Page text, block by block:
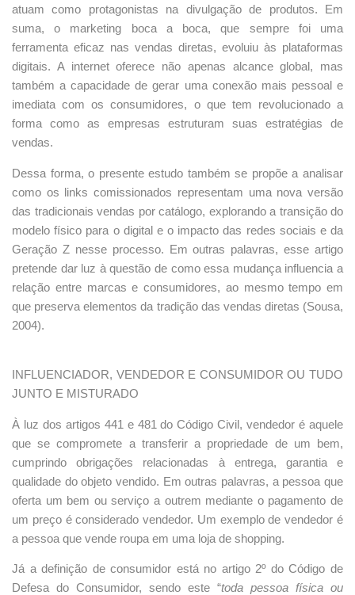
atuam como protagonistas na divulgação de produtos. Em
suma, o marketing boca a boca, que sempre foi uma
ferramenta eficaz nas vendas diretas, evoluiu às plataformas
digitais. A internet oferece não apenas alcance global, mas
também a capacidade de gerar uma conexão mais pessoal e
imediata com os consumidores, o que tem revolucionado a
forma como as empresas estruturam suas estratégias de
vendas.
Dessa forma, o presente estudo também se propõe a analisar
como os links comissionados representam uma nova versão
das tradicionais vendas por catálogo, explorando a transição do
modelo físico para o digital e o impacto das redes sociais e da
Geração Z nesse processo. Em outras palavras, esse artigo
pretende dar luz à questão de como essa mudança influencia a
relação entre marcas e consumidores, ao mesmo tempo em
que preserva elementos da tradição das vendas diretas (Sousa,
2004).
INFLUENCIADOR, VENDEDOR E CONSUMIDOR OU TUDO
JUNTO E MISTURADO
À luz dos artigos 441 e 481 do Código Civil, vendedor é aquele
que se compromete a transferir a propriedade de um bem,
cumprindo obrigações relacionadas à entrega, garantia e
qualidade do objeto vendido. Em outras palavras, a pessoa que
oferta um bem ou serviço a outrem mediante o pagamento de
um preço é considerado vendedor. Um exemplo de vendedor é
a pessoa que vende roupa em uma loja de shopping.
Já a definição de consumidor está no artigo 2º do Código de
Defesa do Consumidor, sendo este “toda pessoa física ou